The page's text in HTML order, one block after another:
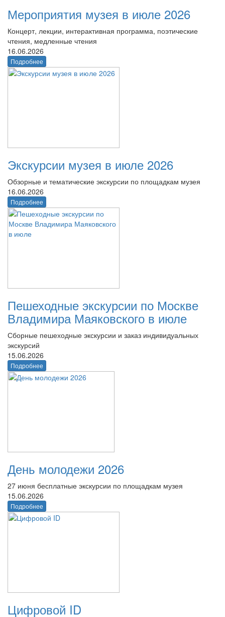
Мероприятия музея в июле 2026
Концерт, лекции, интерактивная программа, поэтические
чтения, медленные чтения
16.06.2026
Подробнее
Экскурсии музея в июле 2026
Обзорные и тематические экскурсии по площадкам музея
16.06.2026
Подробнее
Пешеходные экскурсии по Москве
Владимира Маяковского в июле
Сборные пешеходные экскурсии и заказ индивидуальных
экскурсий
15.06.2026
Подробнее
День молодежи 2026
27 июня бесплатные экскурсии по площадкам музея
15.06.2026
Подробнее
Цифровой ID